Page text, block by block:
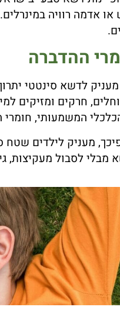
אדמה רוויה
ההדברה
מעניק לדשא סינטטי
חרקים ומזיקים
המשמעותי,
מעניק לילדים
לסבול מעקיצות,